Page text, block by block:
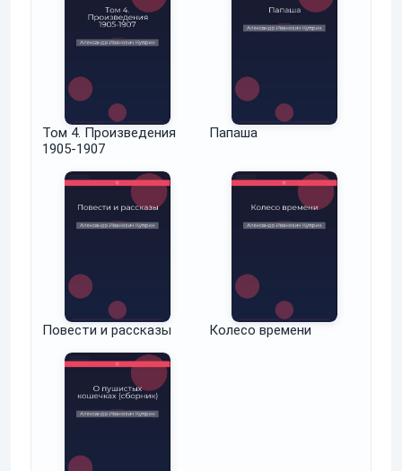
Том 4. Произведения
1905-1907
Папаша
Повести и рассказы Колесо времени